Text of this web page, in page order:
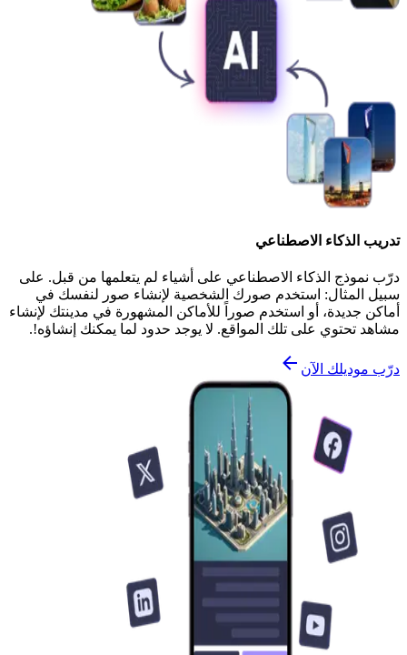
تدريب الذكاء الاصطناعي
درّب نموذج الذكاء الاصطناعي على أشياء لم يتعلمها من قبل. على
سبيل المثال: استخدم صورك الشخصية لإنشاء صور لنفسك في
أماكن جديدة، أو استخدم صوراً للأماكن المشهورة في مدينتك لإنشاء
مشاهد تحتوي على تلك المواقع. لا يوجد حدود لما يمكنك إنشاؤه!.
درّب موديلك الآن